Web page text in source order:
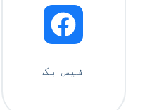
فیس بک